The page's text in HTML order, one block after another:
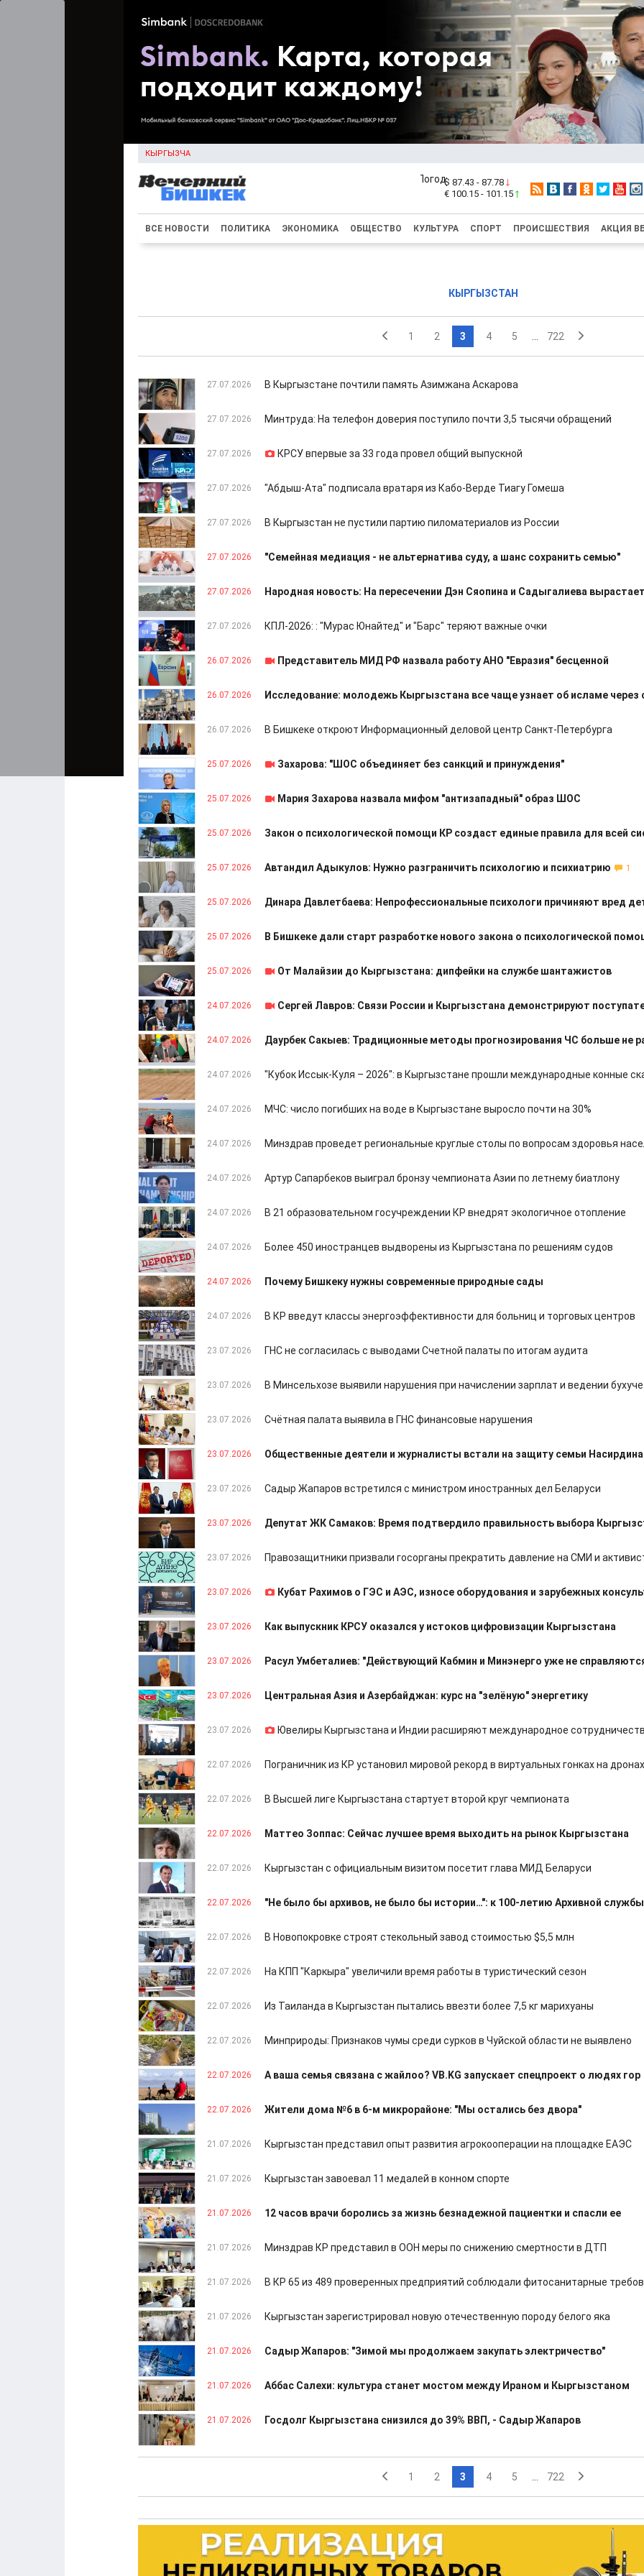
КЫРГЫЗЧА
$ 87.43 - 87.78
€ 100.15 - 101.15
ВСЕ НОВОСТИ ПОЛИТИКА ЭКОНОМИКА ОБЩЕСТВО КУЛЬТУРА СПОРТ ПРОИСШЕСТВИЯ АКЦИЯ
КЫРГЫЗСТАН
1 2 3 4 5 722
27.07.2026 В Кыргызстане почтили память Азимжана Аскарова
27.07.2026 Минтруда: На телефон доверия поступило почти 3,5 тысячи обращений
27.07.2026 КРСУ впервые за 33 года провел общий выпускной
27.07.2026 "Абдыш-Ата" подписала вратаря из Кабо-Верде Тиагу Гомеша
27.07.2026 В Кыргызстан не пустили партию пиломатериалов из России
27.07.2026 "Семейная медиация - не альтернатива суду, а шанс сохранить семью"
27.07.2026 Народная новость: На пересечении Дэн Сяопина и Садыгалиева
27.07.2026 КПЛ-2026: : "Мурас Юнайтед" и "Барс" теряют важные очки
26.07.2026 Представитель МИД РФ назвала работу АНО "Евразия" бесценной
26.07.2026 Исследование: молодежь Кыргызстана все чаще узнает об исламе через
26.07.2026 В Бишкеке откроют Информационный деловой центр Санкт-Петербурга
25.07.2026 Захарова: "ШОС объединяет без санкций и принуждения"
25.07.2026 Мария Захарова назвала мифом "антизападный" образ ШОС
25.07.2026 Закон о психологической помощи КР создаст единые правила для всей
25.07.2026 Автандил Адыкулов: Нужно разграничить психологию и психиатрию 1
25.07.2026 Динара Давлетбаева: Непрофессиональные психологи причиняют вред
25.07.2026 В Бишкеке дали старт разработке нового закона о психологической
25.07.2026 От Малайзии до Кыргызстана: дипфейки на службе шантажистов
24.07.2026 Сергей Лавров: Связи России и Кыргызстана демонстрируют
24.07.2026 Даурбек Сакыев: Традиционные методы прогнозирования ЧС больше не
24.07.2026 "Кубок Иссык-Куля – 2026": в Кыргызстане прошли международные конные
24.07.2026 МЧС: число погибших на воде в Кыргызстане выросло почти на 30%
24.07.2026 Минздрав проведет региональные круглые столы по вопросам здоровья
24.07.2026 Артур Сапарбеков выиграл бронзу чемпионата Азии по летнему биатлону
24.07.2026 В 21 образовательном госучреждении КР внедрят экологичное отопление
24.07.2026 Более 450 иностранцев выдворены из Кыргызстана по решениям судов
24.07.2026 Почему Бишкеку нужны современные природные сады
24.07.2026 В КР введут классы энергоэффективности для больниц и торговых центров
23.07.2026 ГНС не согласилась с выводами Счетной палаты по итогам аудита
23.07.2026 В Минсельхозе выявили нарушения при начислении зарплат и ведении
23.07.2026 Счётная палата выявила в ГНС финансовые нарушения
23.07.2026 Общественные деятели и журналисты встали на защиту семьи
23.07.2026 Садыр Жапаров встретился с министром иностранных дел Беларуси
23.07.2026 Депутат ЖК Самаков: Время подтвердило правильность выбора
23.07.2026 Правозащитники призвали госорганы прекратить давление на СМИ и
23.07.2026 Кубат Рахимов о ГЭС и АЭС, износе оборудования и зарубежных
23.07.2026 Как выпускник КРСУ оказался у истоков цифровизации Кыргызстана
23.07.2026 Расул Умбеталиев: "Действующий Кабмин и Минэнерго уже не
23.07.2026 Центральная Азия и Азербайджан: курс на "зелёную" энергетику
23.07.2026 Ювелиры Кыргызстана и Индии расширяют международное
22.07.2026 Пограничник из КР установил мировой рекорд в виртуальных гонках на дронах
22.07.2026 В Высшей лиге Кыргызстана стартует второй круг чемпионата
22.07.2026 Маттео Зоппас: Сейчас лучшее время выходить на рынок Кыргызстана
22.07.2026 Кыргызстан с официальным визитом посетит глава МИД Беларуси
22.07.2026 "Не было бы архивов, не было бы истории…": к 100-летию Архивной
22.07.2026 В Новопокровке строят стекольный завод стоимостью $5,5 млн
22.07.2026 На КПП "Каркыра" увеличили время работы в туристический сезон
22.07.2026 Из Таиланда в Кыргызстан пытались ввезти более 7,5 кг марихуаны
22.07.2026 Минприроды: Признаков чумы среди сурков в Чуйской области не выявлено
22.07.2026 А ваша семья связана с жайлоо? VB.KG запускает спецпроект о людях гор
22.07.2026 Жители дома №6 в 6-м микрорайоне: "Мы остались без двора"
21.07.2026 Кыргызстан представил опыт развития агрокооперации на площадке ЕАЭС
21.07.2026 Кыргызстан завоевал 11 медалей в конном спорте
21.07.2026 12 часов врачи боролись за жизнь безнадежной пациентки и спасли ее
21.07.2026 Минздрав КР представил в ООН меры по снижению смертности в ДТП
21.07.2026 В КР 65 из 489 проверенных предприятий соблюдали фитосанитарные
21.07.2026 Кыргызстан зарегистрировал новую отечественную породу белого яка
21.07.2026 Садыр Жапаров: "Зимой мы продолжаем закупать электричество"
21.07.2026 Аббас Салехи: культура станет мостом между Ираном и Кыргызстаном
21.07.2026 Госдолг Кыргызстана снизился до 39% ВВП, - Садыр Жапаров
1 2 3 4 5 722